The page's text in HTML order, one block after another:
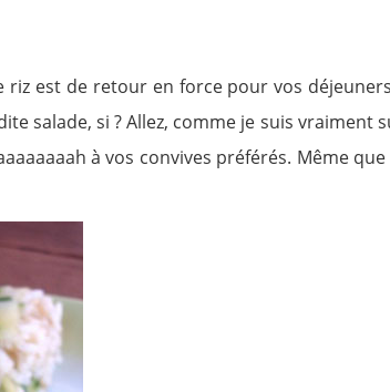
riz est de retour en force pour vos
salade, si ? Allez, comme je suis vraiment
à vos convives préférés. Même que